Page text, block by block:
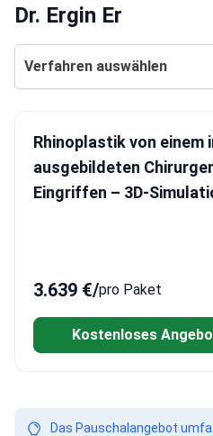
Dr. Ergin Er
Verfahren auswählen
Rhinoplastik von einem
ausgebildeten
Eingriffen – 3D-
3.639 €/pro Paket
Kostenloses
Das Pauschalangebot